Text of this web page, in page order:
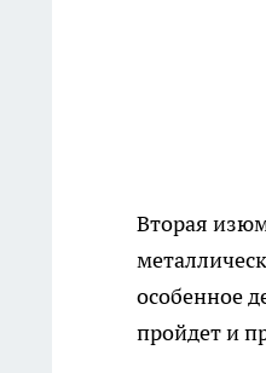
Вторая
особенное
пройдет и